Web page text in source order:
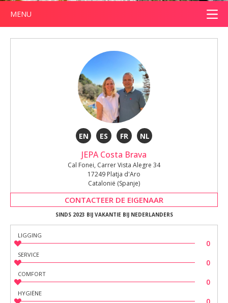
MENU
EN ES FR NL
JEPA Costa Brava
Cal Fonei, Carrer Vista Alegre 34
17249 Platja d'Aro
Catalonië (Spanje)
CONTACTEER DE EIGENAAR
SINDS 2023 BIJ VAKANTIE BIJ NEDERLANDERS
LIGGING
0
SERVICE
0
COMFORT
0
HYGIËNE